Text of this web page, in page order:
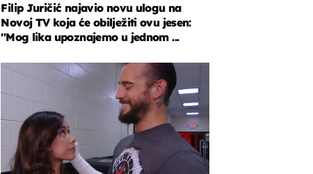
Filip Juričić najavio novu ulogu na
Novoj TV koja će obilježiti ovu jesen:
''Mog lika upoznajemo u jednom ...